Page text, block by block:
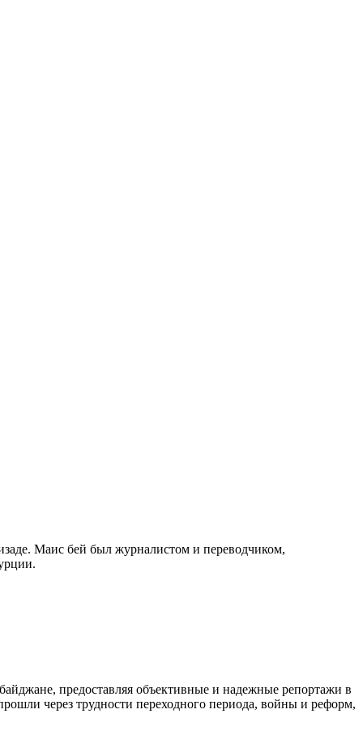
Маис бей был журналистом и переводчиком,
предоставляя объективные и надежные репортажи в
через трудности переходного периода, войны и реформ,